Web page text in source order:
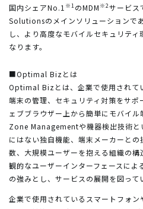
国内シェアNo.1 ※1のMDM ※2サービ
Solutionsのメインソリューションで
し、より高度なモバイルセキュリテ
なります。
■Optimal Bizとは
Optimal Bizとは、企業で使用されて
端末の管理、セキュリティ対策をサポ
ェブブラウザー上から簡単にモバイル
Zone Managementや機器検出技術と
にはない独自機能、端末メーカーと
数、大規模ユーザーを抱える組織の
観的なユーザーインターフェースに
の強みとし、サービスの展開を図って
企業で使用されているスマートフォ